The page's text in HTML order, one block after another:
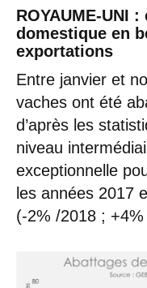
ROYAUME-UNI
domestique en
exportations
Entre janvier et
vaches ont été
d’après les
niveau
exceptionnelle
les années 2017
(-2% /2018 ;